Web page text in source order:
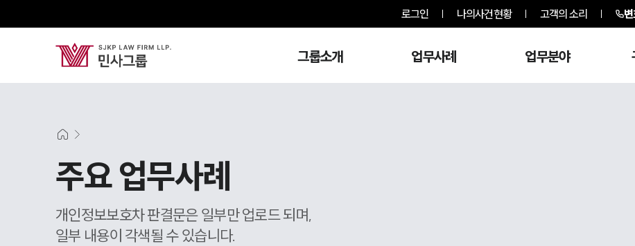
로그인 나의사건현황 고객의 소리
그룹소개 업무사례 업무분야
주요 업무사례
개인정보보호차 판결문은 일부만 업로드 되며,
일부 내용이 각색될 수 있습니다.